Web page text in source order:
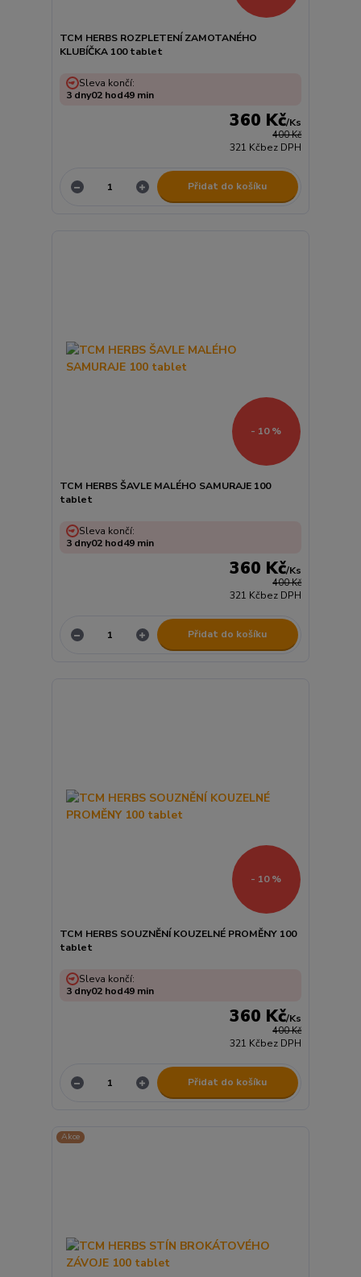
TCM HERBS ROZPLETENÍ ZAMOTANÉHO
KLUBÍČKA 100 tablet
400 Kč
360 Kč/Ks
321 Kčbez DPH
Sleva končí:
3 dny02 hod49 min
Přidat do košíku
- 10 %
TCM HERBS ŠAVLE MALÉHO SAMURAJE 100
tablet
400 Kč
360 Kč/Ks
321 Kčbez DPH
Sleva končí:
3 dny02 hod49 min
Přidat do košíku
- 10 %
TCM HERBS SOUZNĚNÍ KOUZELNÉ PROMĚNY 100
tablet
400 Kč
360 Kč/Ks
321 Kčbez DPH
Sleva končí:
3 dny02 hod49 min
Přidat do košíku
Akce